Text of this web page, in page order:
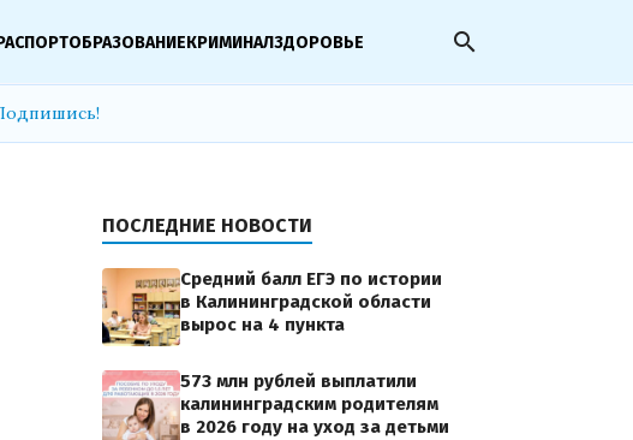
СПОРТОБРАЗОВАНИЕКРИМИНАЛЗДОРОВЬЕ search
ПОСЛЕДНИЕ НОВОСТИ
Средний балл ЕГЭ по истории
в Калининградской области
вырос на 4 пункта
573 млн рублей выплатили
калининградским родителям
в 2026 году на уход за детьми